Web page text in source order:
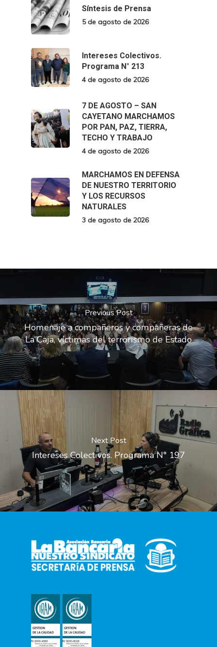
Síntesis de Prensa
5 de agosto de 2026
Intereses Colectivos.
Programa N° 213
4 de agosto de 2026
7 DE AGOSTO – SAN
CAYETANO MARCHAMOS
POR PAN, PAZ, TIERRA,
TECHO Y TRABAJO
4 de agosto de 2026
MARCHAMOS EN DEFENSA
DE NUESTRO TERRITORIO
Y LOS RECURSOS
NATURALES
3 de agosto de 2026
Previous Post
Homenaje a compañeros y compañeras de
La Caja, víctimas del terrorismo de Estado
Next Post
Intereses Colectivos. Programa N° 197